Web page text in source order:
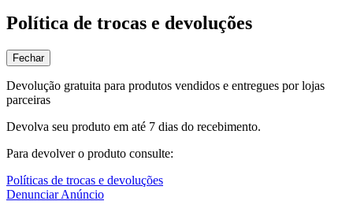
Política de trocas e devoluções
Fechar
Devolução gratuita para produtos vendidos e entregues por lojas
parceiras
Devolva seu produto em até 7 dias do recebimento.
Para devolver o produto consulte:
Políticas de trocas e devoluções
Denunciar Anúncio